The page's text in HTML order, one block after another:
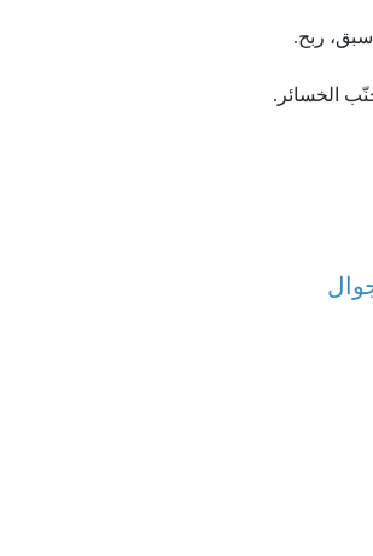
سبق، ربح.
الخسائر.